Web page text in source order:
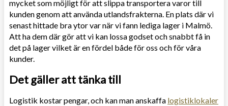
mycket som möjligt för att slippa transportera varor till
kunden genom att använda utlandsfrakterna. En plats där vi
senast hittade bra ytor var när vi fann lediga lager i Malmö.
Att ha dem där gör att vi kan lossa godset och snabbt få in
det på lager vilket är en fördel både för oss och för våra
kunder.
Det gäller att tänka till
Logistik kostar pengar, och kan man anskaffa logistiklokaler